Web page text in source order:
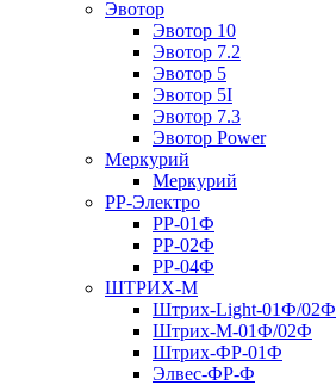
Эвотор
Эвотор 10
Эвотор 7.2
Эвотор 5
Эвотор 5I
Эвотор 7.3
Эвотор Power
Меркурий
Меркурий
РР-Электро
РР-01Ф
РР-02Ф
РР-04Ф
ШТРИХ-М
Штрих-Light-01Ф/02Ф
Штрих-М-01Ф/02Ф
Штрих-ФР-01Ф
Элвес-ФР-Ф